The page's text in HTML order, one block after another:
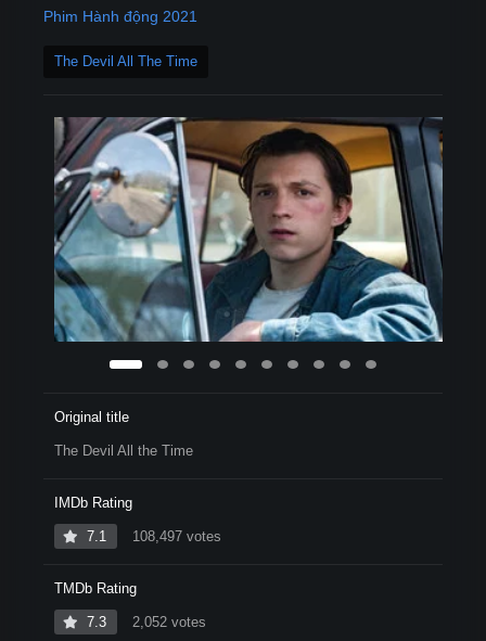
Phim Hành động 2021
The Devil All The Time
Original title
The Devil All the Time
IMDb Rating
7.1 108,497 votes
TMDb Rating
7.3 2,052 votes